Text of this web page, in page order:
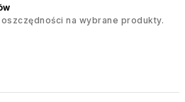
na wybrane produkty.